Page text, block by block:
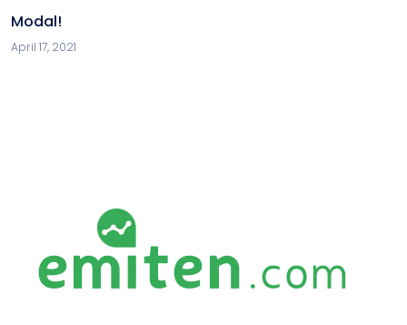
Modal!
April 17, 2021